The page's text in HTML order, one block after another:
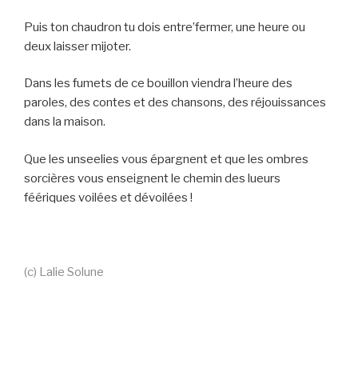
Puis ton chaudron tu dois entre’fermer, une heure ou
deux laisser mijoter.
Dans les fumets de ce bouillon viendra l’heure des
paroles, des contes et des chansons, des réjouissances
dans la maison.
Que les unseelies vous épargnent et que les ombres
sorcières vous enseignent le chemin des lueurs
féériques voilées et dévoilées !
(c) Lalie Solune